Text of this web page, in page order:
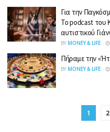
Για την
Το podcast του
αυτιστικού
BY MONEY & LIFE
Πήραμε την
BY MONEY & LIFE
1 2